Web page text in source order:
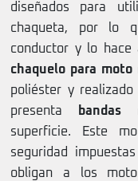
diseñados para
chaqueta, por lo
conductor y lo hace
chaquelo para
poliéster y realizado
presenta
bandas
superficie. Este
seguridad
obligan a los